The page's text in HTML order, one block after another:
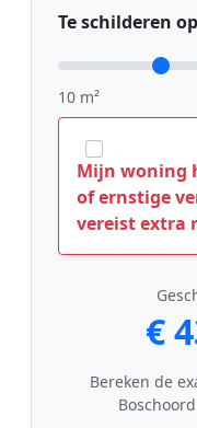
Te schilderen
10 m²
Mijn woning
of ernstige
vereist extra
€
Bereken de